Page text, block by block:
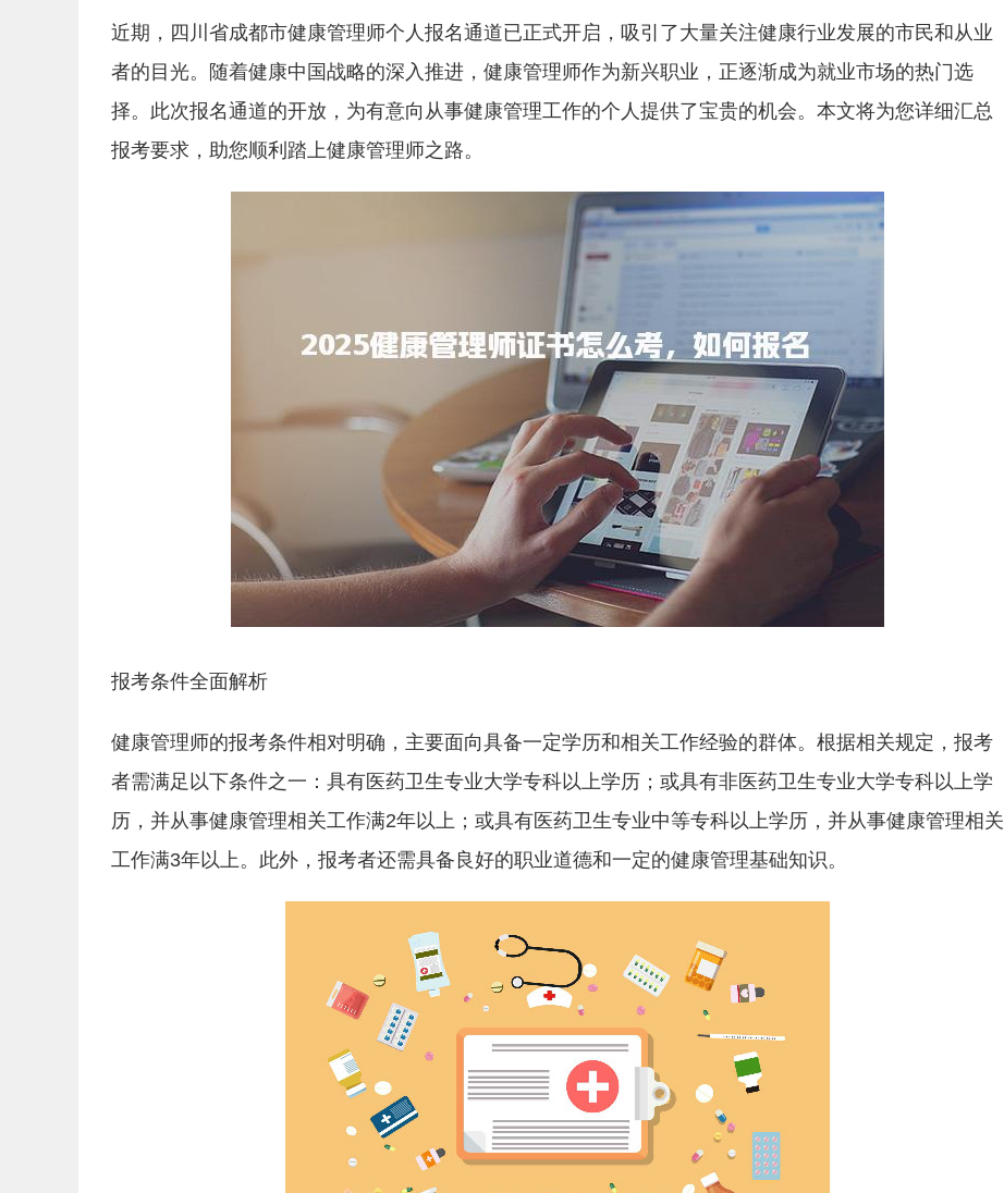
近期，四川省成都市健康管理师个人报名通道已正式开启，吸引了大量关注健康行业发展的市民和从业
者的目光。随着健康中国战略的深入推进，健康管理师作为新兴职业，正逐渐成为就业市场的热门选
择。此次报名通道的开放，为有意向从事健康管理工作的个人提供了宝贵的机会。本文将为您详细汇总
报考要求，助您顺利踏上健康管理师之路。
报考条件全面解析
健康管理师的报考条件相对明确，主要面向具备一定学历和相关工作经验的群体。根据相关规定，报考
者需满足以下条件之一：具有医药卫生专业大学专科以上学历；或具有非医药卫生专业大学专科以上学
历，并从事健康管理相关工作满2年以上；或具有医药卫生专业中等专科以上学历，并从事健康管理相关
工作满3年以上。此外，报考者还需具备良好的职业道德和一定的健康管理基础知识。